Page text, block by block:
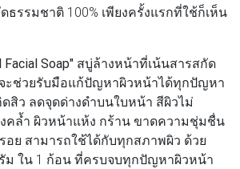
ธรรมชาติ 100% เพียงครั้งแรกที่ใช้ก็เห็น
Soap" สบู่ล้างหน้าที่เน้นสารสกัด
ะช่วยรับมือแก้ปัญหาผิวหน้าได้ทุกปัญหา
สิว ลดจุดด่างดำบนใบหน้า สีผิวไม่
คล้ำ ผิวหน้าแห้ง กร้าน ขาดความชุ่มชื่น
อย สามารถใช้ได้กับทุกสภาพผิว ด้วย
ม ใน 1 ก้อน ที่ครบจบทุกปัญหาผิวหน้า